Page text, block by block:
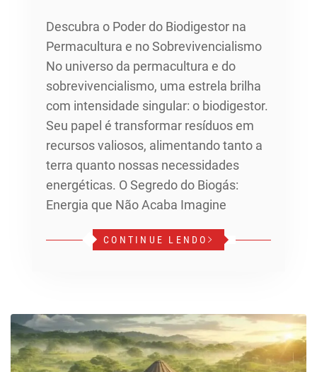
Descubra o Poder do Biodigestor na
Permacultura e no Sobrevivencialismo
No universo da permacultura e do
sobrevivencialismo, uma estrela brilha
com intensidade singular: o biodigestor.
Seu papel é transformar resíduos em
recursos valiosos, alimentando tanto a
terra quanto nossas necessidades
energéticas. O Segredo do Biogás:
Energia que Não Acaba Imagine
CONTINUE LENDO